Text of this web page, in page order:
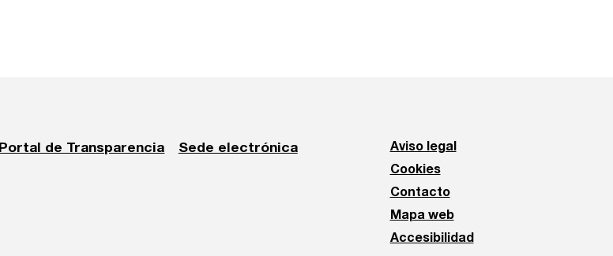
Portal de Transparencia Sede electrónica Aviso legal
Cookies
Contacto
Mapa web
Accesibilidad